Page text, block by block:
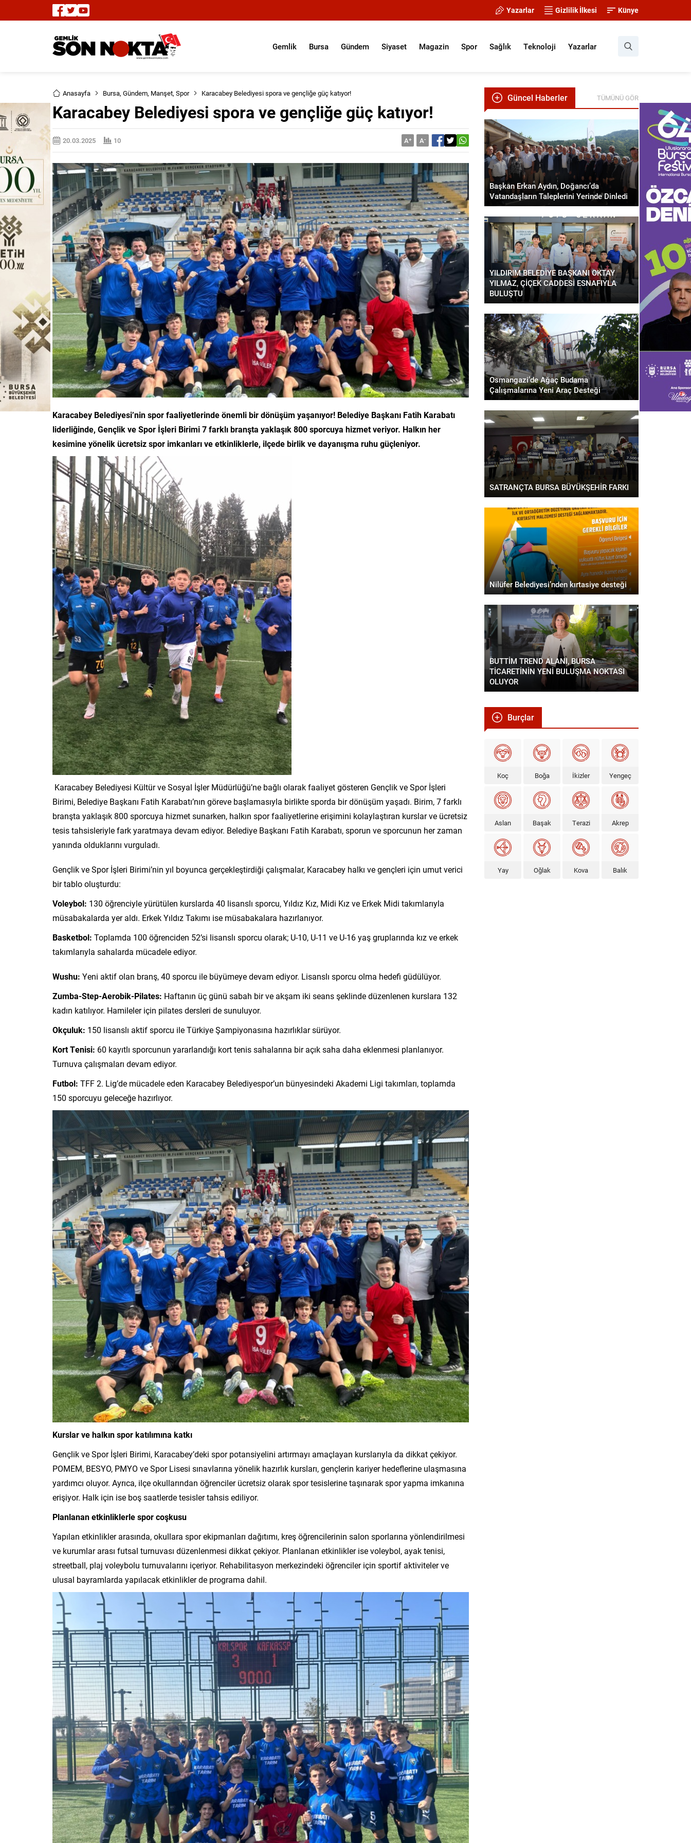
Yazarlar Gizlilik İlkesi Künye
Gemlik Bursa Gündem Siyaset Magazin Spor Sağlık Teknoloji Yazarlar
Anasayfa Bursa, Gündem, Manşet, Spor Karacabey Belediyesi spora ve gençliğe güç katıyor!
Karacabey Belediyesi spora ve gençliğe güç katıyor!
20.03.2025 10 A+ A-
Karacabey Belediyesi’nin spor faaliyetlerinde önemli bir dönüşüm yaşanıyor! Belediye Başkanı Fatih Karabatı
liderliğinde, Gençlik ve Spor İşleri Birimi 7 farklı branşta yaklaşık 800 sporcuya hizmet veriyor. Halkın her
kesimine yönelik ücretsiz spor imkanları ve etkinliklerle, ilçede birlik ve dayanışma ruhu güçleniyor.
Karacabey Belediyesi Kültür ve Sosyal İşler Müdürlüğü’ne bağlı olarak faaliyet gösteren Gençlik ve Spor İşleri
Birimi, Belediye Başkanı Fatih Karabatı’nın göreve başlamasıyla birlikte sporda bir dönüşüm yaşadı. Birim, 7 farklı
branşta yaklaşık 800 sporcuya hizmet sunarken, halkın spor faaliyetlerine erişimini kolaylaştıran kurslar ve ücretsiz
tesis tahsisleriyle fark yaratmaya devam ediyor. Belediye Başkanı Fatih Karabatı, sporun ve sporcunun her zaman
yanında olduklarını vurguladı.
Gençlik ve Spor İşleri Birimi’nin yıl boyunca gerçekleştirdiği çalışmalar, Karacabey halkı ve gençleri için umut verici
bir tablo oluşturdu:
Voleybol: 130 öğrenciyle yürütülen kurslarda 40 lisanslı sporcu, Yıldız Kız, Midi Kız ve Erkek Midi takımlarıyla
müsabakalarda yer aldı. Erkek Yıldız Takımı ise müsabakalara hazırlanıyor.
Basketbol: Toplamda 100 öğrenciden 52’si lisanslı sporcu olarak; U-10, U-11 ve U-16 yaş gruplarında kız ve erkek
takımlarıyla sahalarda mücadele ediyor.
Wushu: Yeni aktif olan branş, 40 sporcu ile büyümeye devam ediyor. Lisanslı sporcu olma hedefi güdülüyor.
Zumba-Step-Aerobik-Pilates: Haftanın üç günü sabah bir ve akşam iki seans şeklinde düzenlenen kurslara 132
kadın katılıyor. Hamileler için pilates dersleri de sunuluyor.
Okçuluk: 150 lisanslı aktif sporcu ile Türkiye Şampiyonasına hazırlıklar sürüyor.
Kort Tenisi: 60 kayıtlı sporcunun yararlandığı kort tenis sahalarına bir açık saha daha eklenmesi planlanıyor.
Turnuva çalışmaları devam ediyor.
Futbol: TFF 2. Lig’de mücadele eden Karacabey Belediyespor’un bünyesindeki Akademi Ligi takımları, toplamda
150 sporcuyu geleceğe hazırlıyor.
Kurslar ve halkın spor katılımına katkı
Gençlik ve Spor İşleri Birimi, Karacabey’deki spor potansiyelini artırmayı amaçlayan kurslarıyla da dikkat çekiyor.
POMEM, BESYO, PMYO ve Spor Lisesi sınavlarına yönelik hazırlık kursları, gençlerin kariyer hedeflerine ulaşmasına
yardımcı oluyor. Ayrıca, ilçe okullarından öğrenciler ücretsiz olarak spor tesislerine taşınarak spor yapma imkanına
erişiyor. Halk için ise boş saatlerde tesisler tahsis ediliyor.
Planlanan etkinliklerle spor coşkusu
Yapılan etkinlikler arasında, okullara spor ekipmanları dağıtımı, kreş öğrencilerinin salon sporlarına yönlendirilmesi
ve kurumlar arası futsal turnuvası düzenlenmesi dikkat çekiyor. Planlanan etkinlikler ise voleybol, ayak tenisi,
streetball, plaj voleybolu turnuvalarını içeriyor. Rehabilitasyon merkezindeki öğrenciler için sportif aktiviteler ve
ulusal bayramlarda yapılacak etkinlikler de programa dahil.
Güncel Haberler TÜMÜNÜ GÖR
Başkan Erkan Aydın, Doğancı’da
Vatandaşların Taleplerini Yerinde Dinledi
YILDIRIM BELEDİYE BAŞKANI OKTAY
YILMAZ, ÇİÇEK CADDESİ ESNAFIYLA
BULUŞTU
Osmangazi’de Ağaç Budama
Çalışmalarına Yeni Araç Desteği
SATRANÇTA BURSA BÜYÜKŞEHİR FARKI
Nilüfer Belediyesi’nden kırtasiye desteği
BUTTİM TREND ALANI, BURSA
TİCARETİNİN YENİ BULUŞMA NOKTASI
OLUYOR
Burçlar
Koç Boğa İkizler Yengeç
Aslan Başak Terazi Akrep
Yay Oğlak Kova Balık